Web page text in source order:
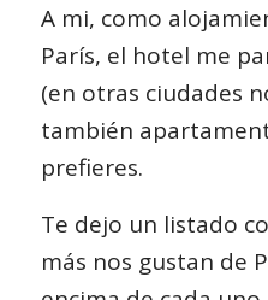
A mi, como
París, el hotel me
(en otras ciudades
también
prefieres.
Te dejo un listado
más nos gustan de